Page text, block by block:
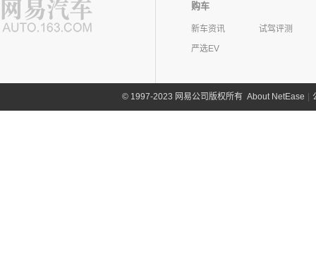
购车
新车资讯
试驾评测
严选EV
©1997-2023 网易公司版权所有 About NetEase